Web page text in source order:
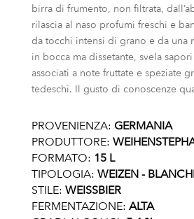
birra di frumento, non filtrata,
rilascia al naso profumi freschi e
da tocchi intensi di grano e da una
in bocca ma dissetante, svela
associati a note fruttate e speziate
tedeschi. Il gusto di conoscenze
PROVENIENZA: GERMANIA
PRODUTTORE:
FORMATO: 15 L
TIPOLOGIA: WEIZEN -
STILE: WEISSBIER
FERMENTAZIONE: ALTA